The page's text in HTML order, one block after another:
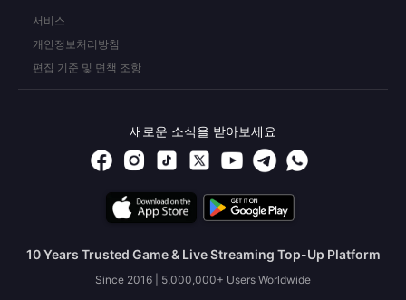
서비스
개인정보처리방침
편집 기준 및 면책 조항
새로운 소식을 받아보세요
10 Years Trusted Game & Live Streaming Top-Up Platform
Since 2016 | 5,000,000+ Users Worldwide